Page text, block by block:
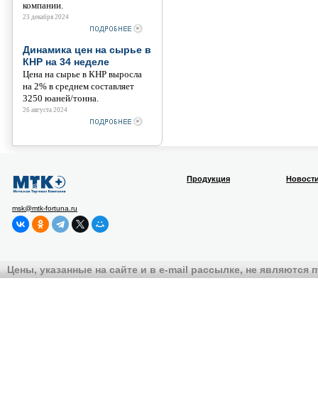
компании.
23 декабря 2024
Динамика цен на сырье в
КНР на 34 неделе
Цена на сырье в КНР выросла
на 2% в среднем составляет
3250 юаней/тонна.
26 августа 2024
msk@mtk-fortuna.ru
Продукция
Цены, указанные на сайте и в e-mail рассылке, не являются